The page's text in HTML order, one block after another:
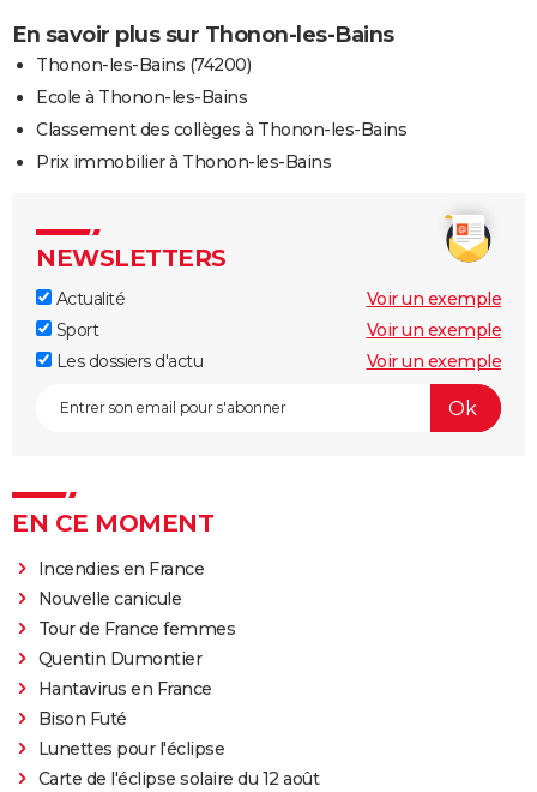
En savoir plus sur Thonon-les-Bains
Thonon-les-Bains (74200)
Ecole à Thonon-les-Bains
Classement des collèges à Thonon-les-Bains
Prix immobilier à Thonon-les-Bains
NEWSLETTERS
Actualité
Voir un exemple
Sport
Voir un exemple
Les dossiers d'actu
Voir un exemple
EN CE MOMENT
Incendies en France
Nouvelle canicule
Tour de France femmes
Quentin Dumontier
Hantavirus en France
Bison Futé
Lunettes pour l'éclipse
Carte de l'éclipse solaire du 12 août